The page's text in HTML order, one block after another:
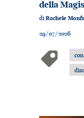
della
diRachele
29/07/2026